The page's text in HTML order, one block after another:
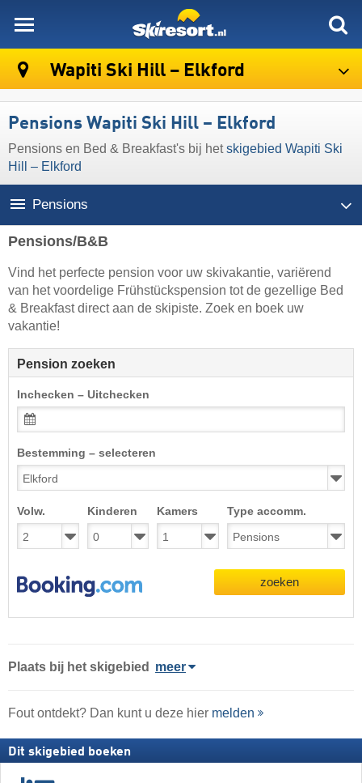
Wapiti Ski Hill – Elkford
Pensions Wapiti Ski Hill – Elkford
Pensions en Bed & Breakfast's bij hetskigebied Wapiti Ski
Hill – Elkford
Pensions
Pensions/B&B
Vind het perfecte pension voor uw skivakantie, variërend
van het voordelige Frühstückspension tot de gezellige Bed
& Breakfast direct aan de skipiste. Zoek en boek uw
vakantie!
Pension zoeken
Inchecken – Uitchecken
Bestemming – selecteren
Volw. Kinderen Kamers Type accomm.
zoeken
Plaats bij het skigebied meer
Fout ontdekt? Dan kunt u deze hier melden
Dit skigebied boeken